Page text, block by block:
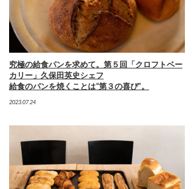
究極の給食パンを求めて。第５回「クロフトベー
カリー」久保田英史シェフ
給食のパンを焼くことは“第３の喜び”。
2023.07.24